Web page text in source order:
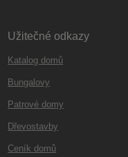
Užitečné odkazy
Katalog domů
Bungalovy
Patrové domy
Dřevostavby
Ceník domů